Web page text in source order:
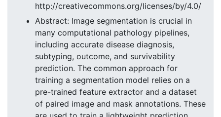
http://creativecommons.org/licenses/by/4.0/
Abstract: Image segmentation is crucial in
many computational pathology pipelines,
including accurate disease diagnosis,
subtyping, outcome, and survivability
prediction. The common approach for
training a segmentation model relies on a
pre-trained feature extractor and a dataset
of paired image and mask annotations. These